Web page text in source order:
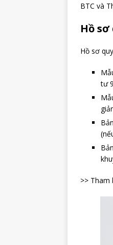
BTC và
Hồ
Hồ sơ
tư
>> Tham